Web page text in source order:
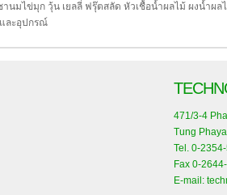
นมไข่มุก วุ้น เยลลี่ ฟรุ๊ตสลัด หัวเชื้อน้ำผลไม้ ผงน้ำผล
ละอุปกรณ์
471/3-4
Tung
Tel. 0-
Fax 0-
E-mail: